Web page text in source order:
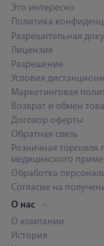
Это интересно
Политика
Разрешительная
Лицензия
Разрешение
Условия
Маркетинговая
Возврат и обмен
Договор оферты
Обратная связь
Розничная
медицинского
Обработка
Согласие на
О нас
О компании
История